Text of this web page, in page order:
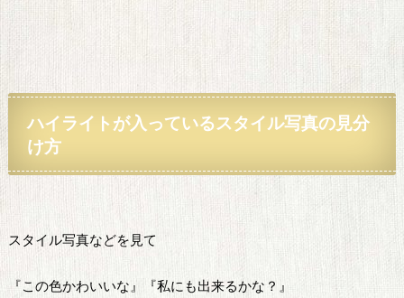
ハイライトが入っているスタイル写真の見分
け方
スタイル写真などを見て
『この色かわいいな』『私にも出来るかな？』